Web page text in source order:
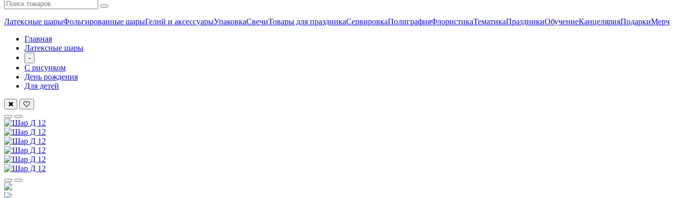
Латексные шарыФольгированные шарыГелий и аксессуарыУпаковкаСвечиТовары для праздникаСервировкаПолиграфияФлористикаТематикаПраздникиОбучениеКанцелярияПодаркиМерч
Главная
Латексные шары
-
С рисунком
День рождения
Для детей